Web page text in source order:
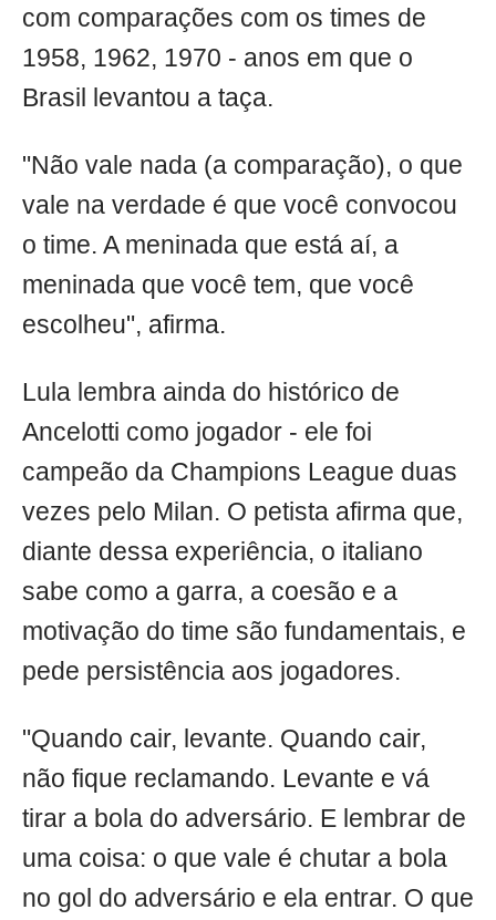
com comparações com os times de
1958, 1962, 1970 - anos em que o
Brasil levantou a taça.
"Não vale nada (a comparação), o que
vale na verdade é que você convocou
o time. A meninada que está aí, a
meninada que você tem, que você
escolheu", afirma.
Lula lembra ainda do histórico de
Ancelotti como jogador - ele foi
campeão da Champions League duas
vezes pelo Milan. O petista afirma que,
diante dessa experiência, o italiano
sabe como a garra, a coesão e a
motivação do time são fundamentais, e
pede persistência aos jogadores.
"Quando cair, levante. Quando cair,
não fique reclamando. Levante e vá
tirar a bola do adversário. E lembrar de
uma coisa: o que vale é chutar a bola
no gol do adversário e ela entrar. O que